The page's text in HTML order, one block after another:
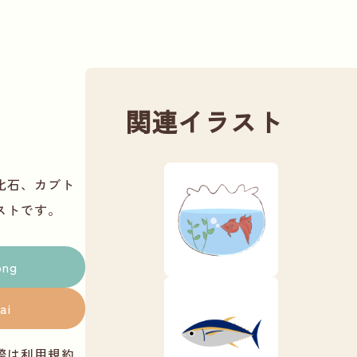
石、カブト
です。
ai
関連イラスト